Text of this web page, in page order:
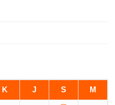
K J S M